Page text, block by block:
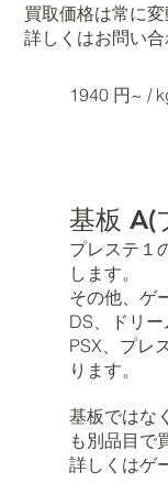
買取価格は常に変
詳しくはお問い
1940 円~ /
基板 A(
プレステ１
します。
その他、ゲ
DS、ドリー
PSX、プレ
ります。
基板ではな
も別品目で
詳しくはゲ